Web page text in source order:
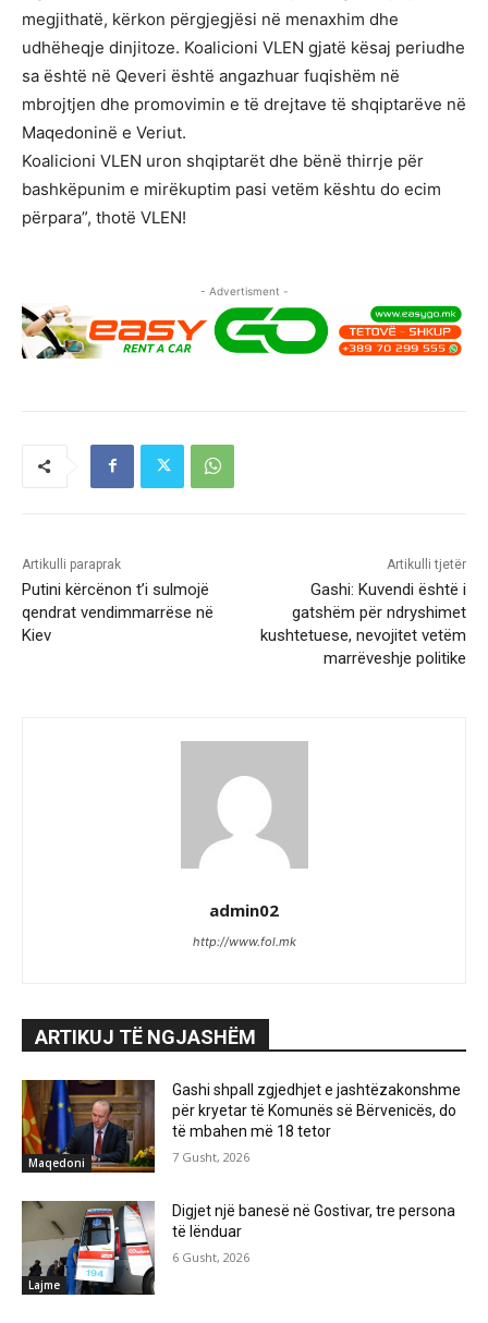
megjithatë, kërkon përgjegjësi në menaxhim dhe
udhëheqje dinjitoze. Koalicioni VLEN gjatë kësaj periudhe
sa është në Qeveri është angazhuar fuqishëm në
mbrojtjen dhe promovimin e të drejtave të shqiptarëve në
Maqedoninë e Veriut.
Koalicioni VLEN uron shqiptarët dhe bënë thirrje për
bashkëpunim e mirëkuptim pasi vetëm kështu do ecim
përpara”, thotë VLEN!
- Advertisment -
Artikulli paraprak
Putini kërcënon t’i sulmojë
qendrat vendimmarrëse në
Kiev
Artikulli tjetër
Gashi: Kuvendi është i
gatshëm për ndryshimet
kushtetuese, nevojitet vetëm
marrëveshje politike
admin02
http://www.fol.mk
ARTIKUJ TË NGJASHËM
Maqedoni
Gashi shpall zgjedhjet e jashtëzakonshme
për kryetar të Komunës së Bërvenicës, do
të mbahen më 18 tetor
7 Gusht, 2026
Lajme
Digjet një banesë në Gostivar, tre persona
të lënduar
6 Gusht, 2026